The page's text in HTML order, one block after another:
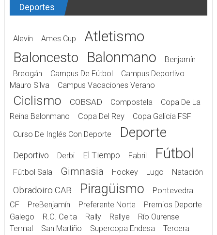
Deportes
Alevín Ames Cup Atletismo
Baloncesto Balonmano
Benjamín
Breogán
Campus De Fútbol
Campus Deportivo
Mauro Silva
Campus Vacaciones Verano
Ciclismo COBSAD Compostela
Copa De La
Reina Balonmano
Copa Del Rey
Copa Galicia FSF
Curso De Inglés Con Deporte
Deporte
Deportivo Derbi El Tiempo Fabril Fútbol
Fútbol Sala Gimnasia Hockey Lugo Natación
Obradoiro CAB Piragüismo
Pontevedra
CF
PreBenjamín Preferente Norte
Premios Deporte
Galego
R.C. Celta Rally Rallye
Río Ourense
Termal
San Martiño Supercopa Endesa
Tercera